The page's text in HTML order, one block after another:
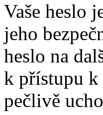
Vaše heslo
jeho
heslo na
k přístupu k
pečlivě